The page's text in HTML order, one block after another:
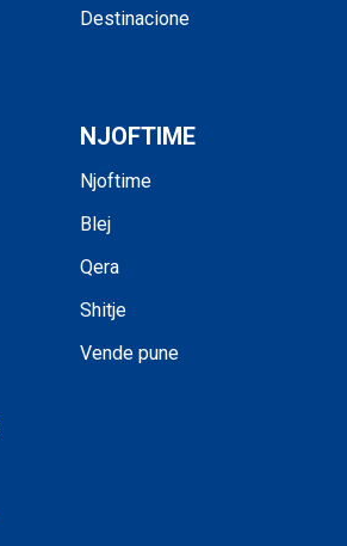
Destinacione
NJOFTIME
Njoftime
Blej
Qera
Shitje
Vende pune